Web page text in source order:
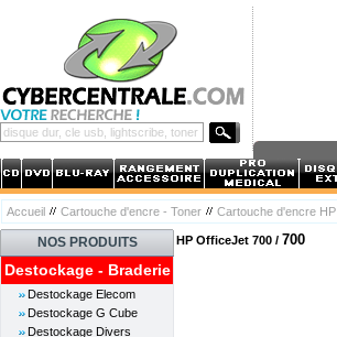
Accueil Cartouche d'encre - Toner Cartouche d'encre HP
NOS PRODUITS
Destockage - Braderie
Destockage Elecom
Destockage G Cube
Destockage Divers
HP OfficeJet 700 / 700